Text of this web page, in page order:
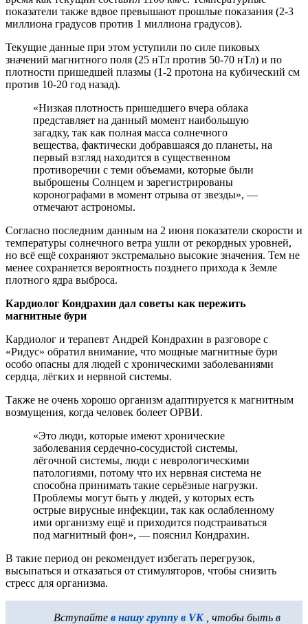
показатели также вдвое превышают прошлые показания (2-3
миллиона градусов против 1 миллиона градусов).
Текущие данные при этом уступили по силе пиковых
значений магнитного поля (25 нТл против 50-70 нТл) и по
плотности пришедшей плазмы (1-2 протона на кубический см
против 10-20 год назад).
«Низкая плотность пришедшего вчера облака
представляет на данный момент наибольшую
загадку, так как полная масса солнечного
вещества, фактически добравшаяся до планеты, на
первый взгляд находится в существенном
противоречии с теми объемами, которые были
выброшены Солнцем и зарегистрированы
коронографами в момент отрыва от звезды», —
отмечают астрономы.
Согласно последним данным на 2 июня показатели скорости и
температуры солнечного ветра ушли от рекордных уровней,
но всё ещё сохраняют экстремально высокие значения. Тем не
менее сохраняется вероятность позднего прихода к Земле
плотного ядра выброса.
Кардиолог Кондрахин дал советы как пережить
магнитные бури
Кардиолог и терапевт Андрей Кондрахин в разговоре с
«Ридус» обратил внимание, что мощные магнитные бури
особо опасны для людей с хроническими заболеваниями
сердца, лёгких и нервной системы.
Также не очень хорошо организм адаптируется к магнитным
возмущения, когда человек болеет ОРВИ.
«Это люди, которые имеют хронические
заболевания сердечно-сосудистой системы,
лёгочной системы, люди с неврологическими
патологиями, потому что их нервная система не
способна принимать такие серьёзные нагрузки.
Проблемы могут быть у людей, у которых есть
острые вирусные инфекции, так как ослабленному
ими организму ещё и приходится подстраиваться
под магнитный фон», — пояснил Кондрахин.
В такие период он рекомендует избегать перегрузок,
высыпаться и отказаться от стимуляторов, чтобы снизить
стресс для организма.
Вступайте в нашу группу в VK, чтобы быть в